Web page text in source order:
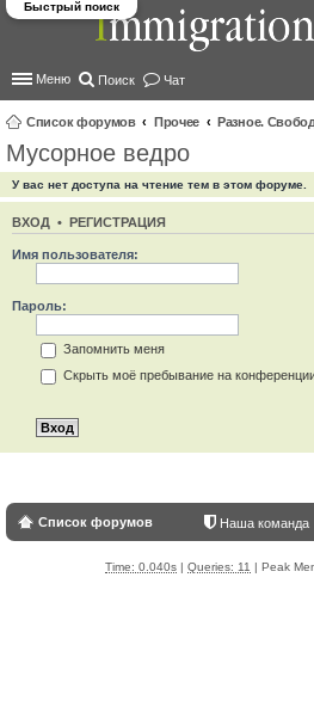
Меню Поиск Чат
Список форумов Прочее
Быстрый поиск
Мусорное ведро
У вас нет доступа на чтение тем в этом форуме.
ВХОД • РЕГИСТРАЦИЯ
Имя пользователя:
Пароль:
Запомнить меня
Скрыть моё пребывание на
Список форумов Наша команда
Time: 0.040s | Queries: 11 | Peak